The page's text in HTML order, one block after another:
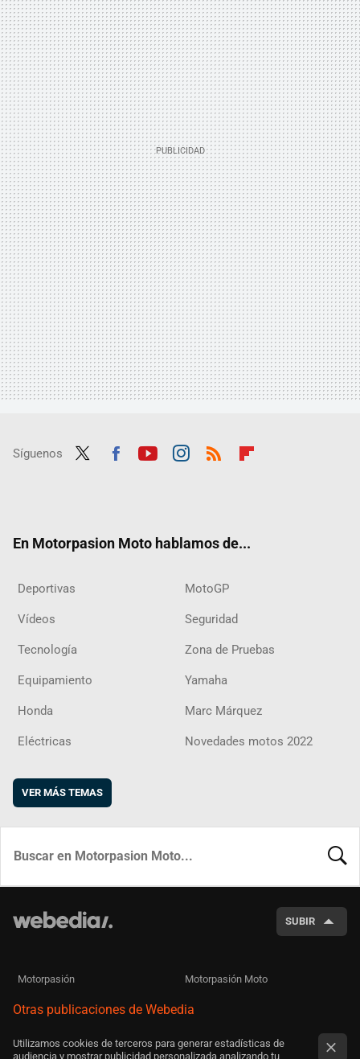
Síguenos
En Motorpasion Moto hablamos de...
Deportivas MotoGP
Vídeos Seguridad
Tecnología Zona de Pruebas
Equipamiento Yamaha
Honda Marc Márquez
Eléctricas Novedades motos 2022
VER MÁS TEMAS
SUBIR
Motorpasión Motorpasión Moto
Otras publicaciones de Webedia
Utilizamos cookies de terceros para generar estadísticas de
audiencia y mostrar publicidad personalizada analizando tu